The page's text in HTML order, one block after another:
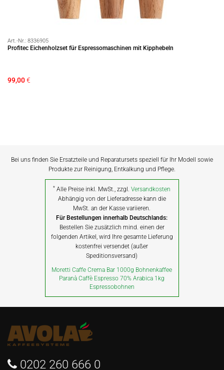
Art.-Nr.: 8336905
Profitec Eichenholzset für Espressomaschinen mit Kipphebeln
99,00€
Bei uns finden Sie Ersatzteile und Reparatursets speziell für Ihr Modell sowie
Produkte zur Reinigung, Entkalkung und Pflege.
* Alle Preise inkl. MwSt., zzgl.Versandkosten
Abhängig von der Lieferadresse kann die
MwSt. an der Kasse variieren.
Für Bestellungen innerhalb Deutschlands:
Bestellen Sie zusätzlich mind. einen der
folgenden Artikel, wird Ihre gesamte Lieferung
kostenfrei versendet (außer
Speditionsversand)
Moretti Caffe Crema Bar 1000g Bohnenkaffee
Paranà Caffè Espresso 70% Arabica 1kg
Espressobohnen
0202 260 666 0